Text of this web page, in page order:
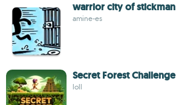
warrior city of stickman
amine-es
Secret Forest Challenge
loll